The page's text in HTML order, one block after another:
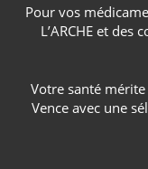
Pour vos
L’ARCHEet des
Votre santé
Vence avec une